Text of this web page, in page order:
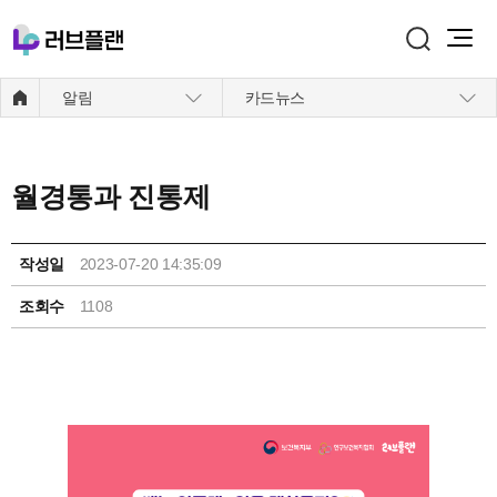
알림 카드뉴스
월경통과 진통제
작성일 2023-07-20 14:35:09
조회수 1108